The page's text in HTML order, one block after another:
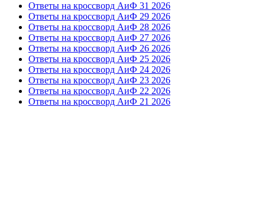
Ответы на кроссворд АиФ 31 2026
Ответы на кроссворд АиФ 29 2026
Ответы на кроссворд АиФ 28 2026
Ответы на кроссворд АиФ 27 2026
Ответы на кроссворд АиФ 26 2026
Ответы на кроссворд АиФ 25 2026
Ответы на кроссворд АиФ 24 2026
Ответы на кроссворд АиФ 23 2026
Ответы на кроссворд АиФ 22 2026
Ответы на кроссворд АиФ 21 2026